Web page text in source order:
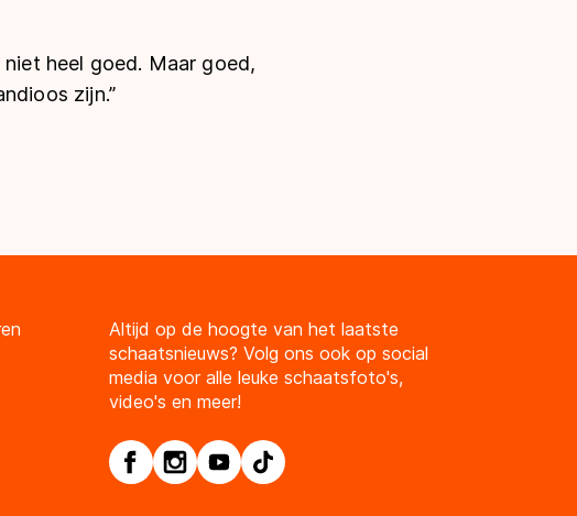
heel goed. Maar goed,
zijn.”
Altijd op de hoogte van het laatste
schaatsnieuws? Volg ons ook op social
media voor alle leuke schaatsfoto's,
video's en meer!